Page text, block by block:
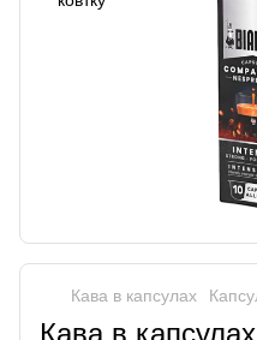
Кава в капсулах
Кава в